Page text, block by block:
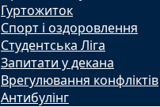
Гуртожиток
Спорт і оздоровлення
Студентська Ліга
Запитати у декана
Врегулювання конфліктів
Антибулінг